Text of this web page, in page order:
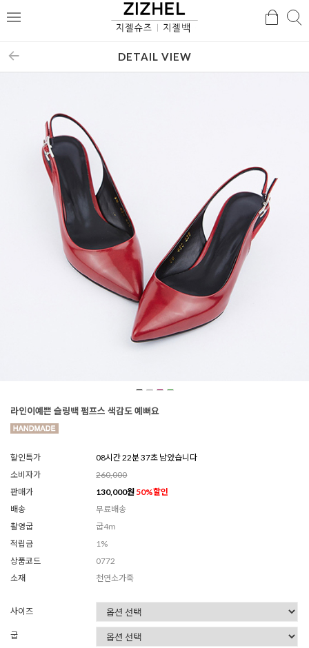
메
검
DETAIL VIEW
라인이예쁜 슬링백 펌프스 색감도 예뻐요
할인특가
08시간 22분 34초 남았습니다
소비자가
260,000
판매가
130,000원 50%할인
배송
무료배송
촬영굽
굽4m
적립금
1%
상품코드
0772
소재
천연소가죽
사이즈
굽